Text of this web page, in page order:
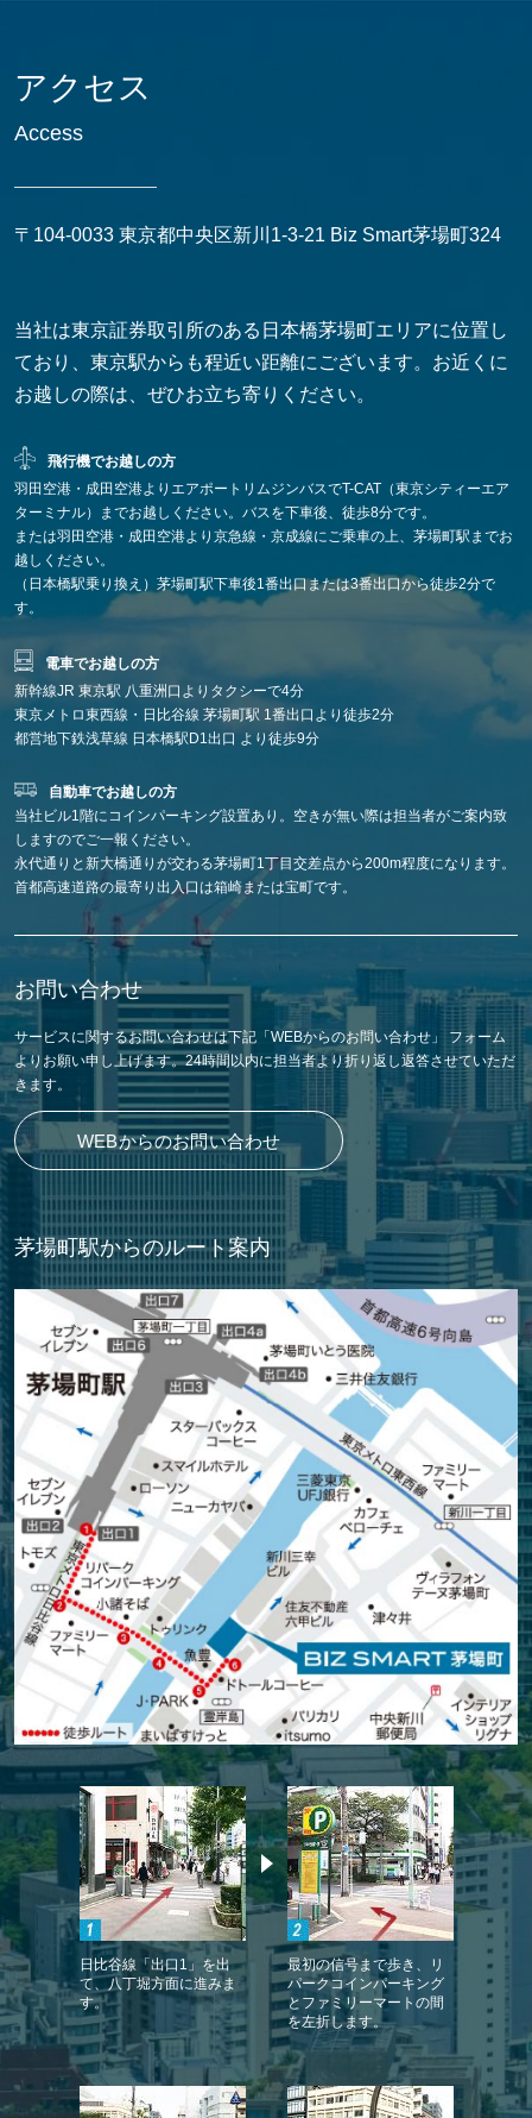
アクセス
Access
〒104-0033 東京都中央区新川1-3-21 Biz Smart茅場町324
当社は東京証券取引所のある日本橋茅場町エリアに位置し
ており、東京駅からも程近い距離にございます。お近くに
お越しの際は、ぜひお立ち寄りください。
飛行機でお越しの方
羽田空港・成田空港よりエアポートリムジンバスでT-CAT（東京シティーエア
ターミナル）までお越しください。バスを下車後、徒歩8分です。
または羽田空港・成田空港より京急線・京成線にご乗車の上、茅場町駅までお
越しください。
（日本橋駅乗り換え）茅場町駅下車後1番出口または3番出口から徒歩2分で
す。
電車でお越しの方
新幹線JR 東京駅 八重洲口よりタクシーで4分
東京メトロ東西線・日比谷線 茅場町駅 1番出口より徒歩2分
都営地下鉄浅草線 日本橋駅D1出口 より徒歩9分
自動車でお越しの方
当社ビル1階にコインパーキング設置あり。空きが無い際は担当者がご案内致
しますのでご一報ください。
永代通りと新大橋通りが交わる茅場町1丁目交差点から200m程度になります。
首都高速道路の最寄り出入口は箱崎または宝町です。
お問い合わせ
サービスに関するお問い合わせは下記「WEBからのお問い合わせ」 フォーム
よりお願い申し上げます。24時間以内に担当者より折り返し返答させていただ
きます。
WEBからのお問い合わせ
茅場町駅からのルート案内
日比谷線「出口1」を出
て、八丁堀方面に進みま
す。
最初の信号まで歩き、リ
パークコインパーキング
とファミリーマートの間
を左折します。